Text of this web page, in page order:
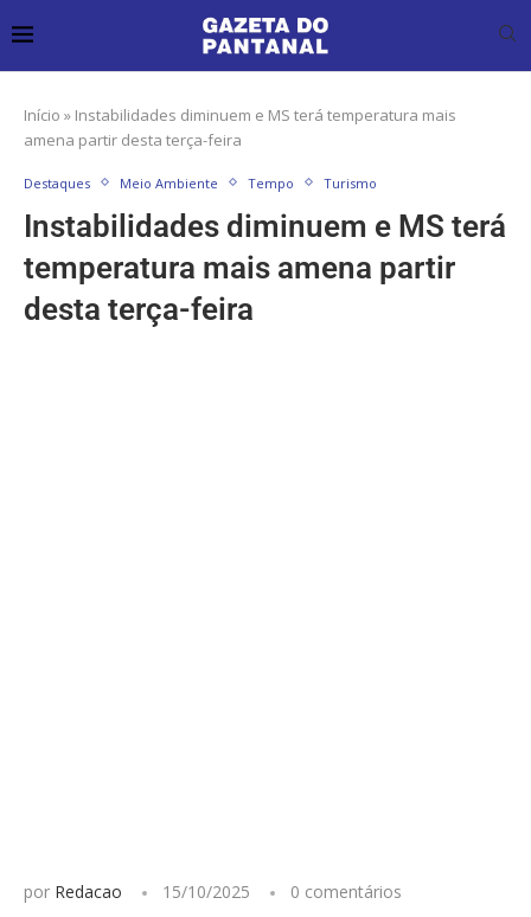
Início » Instabilidades diminuem e MS terá temperatura mais
amena partir desta terça-feira
Destaques Meio Ambiente Tempo Turismo
Instabilidades diminuem e MS terá
temperatura mais amena partir
desta terça-feira
por Redacao 15/10/2025 0 comentários